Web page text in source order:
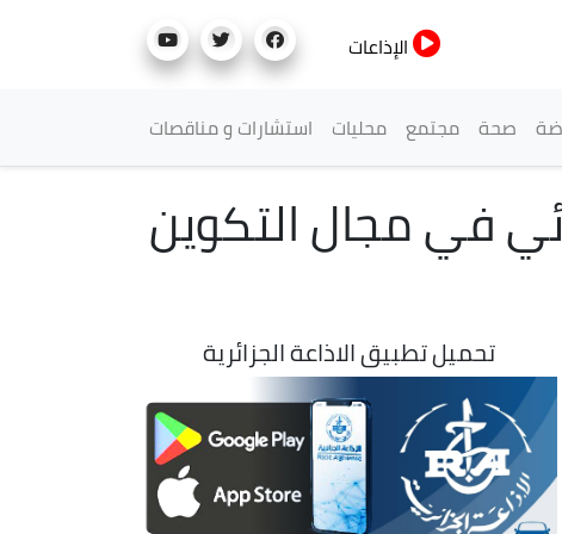
الإذاعات
صحة مجتمع محليات استشارات و مناقصات
في مجال التكوين
تحميل تطبيق الاذاعة الجزائرية